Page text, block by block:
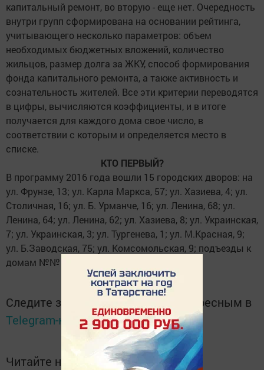
капитальный ремонт, во вторую - еще нет. Очередность
внутри групп сформирована на основании рейтинга,
учитывающего несколько параметров: объем
необходимых бюджетных вложений, количество
жильцов, размер долга за ЖКУ, способ формирования
фонда капитального ремонта, а также активность и
сознательность жителей. Все эти критерии переводятся
в цифры, вычисляются коэффициенты, и в итоге
получается для каждого дома свое число, в
соответствии с которым и определяется место в
списке.
КТО ПЕРВЫЙ?
В программу 2016 года вошли 15 городских дворов: на
ул. Фрунзе, 13; ул. Карла Маркса, 57; ул. Хазиева, 4; ул.
Столичная, 16; ул. Б. Урманче, 16; ул. Ленина, 68; ул.
Ленина, 64; ул. Ленина, 62; ул. Хазиева, 8; ул. Украинская,
7; ул. Украинская, 3; ул. Тургенева, 1; ул. М.Красная, 9;
ул. Б.Заводская, 75; ул. Комсомольская, 9; подъезды к
домам №№ 3 и 7 по ул. Украинской.
Следите за самым важным и интересным в
Telegram-каналеТатмедиа
Читайте новости Татарстана в